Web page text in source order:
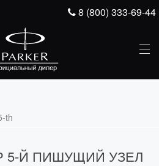
8 (800) 333-69-44
th
5-Й ПИШУЩИЙ УЗЕЛ